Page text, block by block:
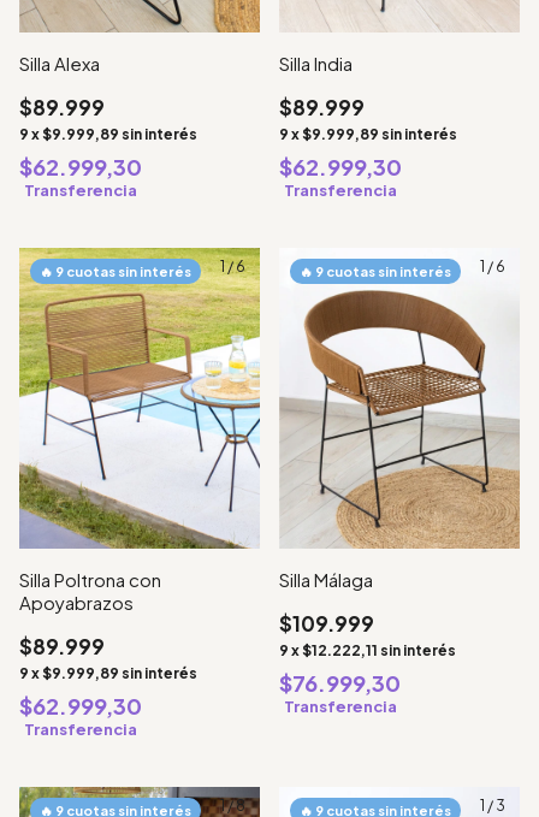
Silla Alexa
$89.999
9 x$9.999,89 sin interés
$62.999,30
Transferencia
Silla India
$89.999
9 x$9.999,89 sin interés
$62.999,30
Transferencia
1/6
Silla Poltrona con
Apoyabrazos
$89.999
9 x$9.999,89 sin interés
$62.999,30
Transferencia
1 / 6
Silla Málaga
$109.999
9 x$12.222,11 sin interés
$76.999,30
Transferencia
1/8 1 / 3